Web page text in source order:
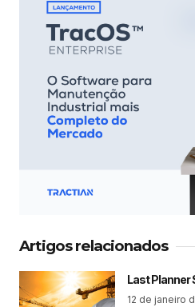
Artigos relacionados
Last Planner
12 de janeiro